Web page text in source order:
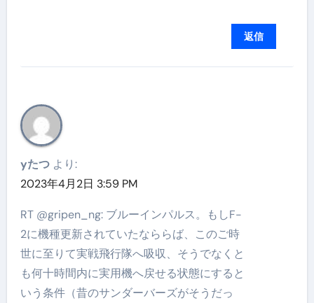
返信
yたつ より:
2023年4月2日 3:59 PM
RT @gripen_ng: ブルーインパルス。もしF-
2に機種更新されていたなららば、このご時
世に至りて実戦飛行隊へ吸収、そうでなくと
も何十時間内に実用機へ戻せる状態にすると
いう条件（昔のサンダーバーズがそうだっ